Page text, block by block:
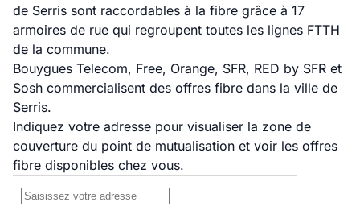
de Serris sont raccordables à la fibre grâce à 17
armoires de rue qui regroupent toutes les lignes FTTH
de la commune.
Bouygues Telecom, Free, Orange, SFR, RED by SFR et
Sosh commercialisent des offres fibre dans la ville de
Serris.
Indiquez votre adresse pour visualiser la zone de
couverture du point de mutualisation et voir les offres
fibre disponibles chez vous.